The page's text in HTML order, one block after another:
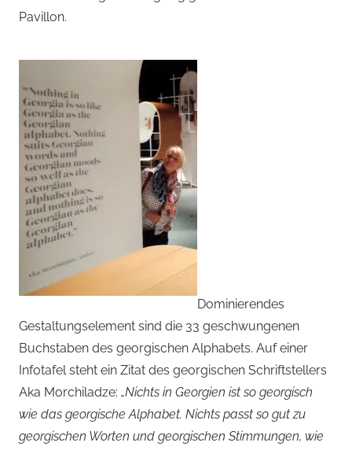
Pavillon.
Dominierendes
Gestaltungselement sind die 33 geschwungenen
Buchstaben des georgischen Alphabets. Auf einer
Infotafel steht ein Zitat des georgischen Schriftstellers
Aka Morchiladze: „Nichts in Georgien ist so georgisch
wie das georgische Alphabet. Nichts passt so gut zu
georgischen Worten und georgischen Stimmungen, wie